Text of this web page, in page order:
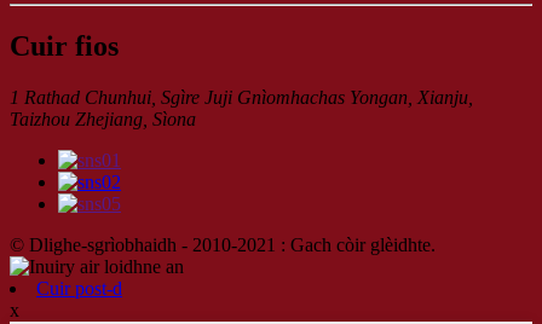
Cuir fios
1 Rathad Chunhui, Sgìre Juji Gnìomhachas Yongan, Xianju,
Taizhou Zhejiang, Sìona
© Dlighe-sgrìobhaidh - 2010-2021 : Gach còir glèidhte.
Cuir post-d
x